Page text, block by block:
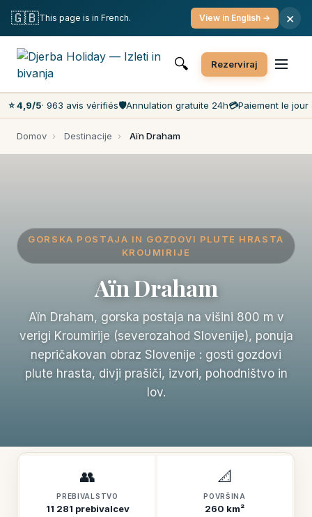
Brezplačna odpoved Plačilo ob prihodu
Najcenejši ceni na trgu
Storitev za stranke 7 dni na teden
🔍 Rezerviraj
⭐ 4,9/5· 963 avis vérifiés🛡️Annulation gratuite 24h💳Paiement le jour
Domov › Destinacije › Aïn Draham
GORSKA POSTAJA IN GOZDOVI PLUTE HRASTA
KROUMIRIJE
Aïn Draham
Aïn Draham, gorska postaja na višini 800 m v
verigi Kroumirije (severozahod Slovenije), ponuja
nepričakovan obraz Slovenije : gosti gozdovi
plute hrasta, divji prašiči, izvori, pohodništvo in
lov.
👥
PREBIVALSTVO
11 281 prebivalcev
📐
POVRŠINA
260 km²
🇬🇧This page is in French. View in English → ×